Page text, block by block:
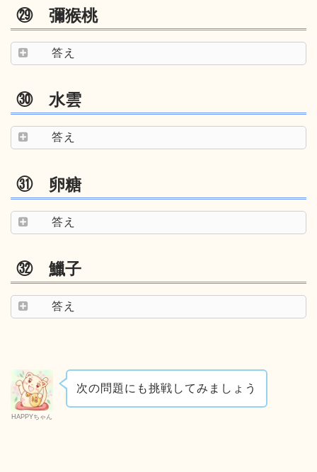
㉙ 彌猴桃
答え
㉚ 水雲
答え
㉛ 卵糖
答え
㉜ 鱲子
答え
HAPPYちゃん
次の問題にも挑戦してみましょう